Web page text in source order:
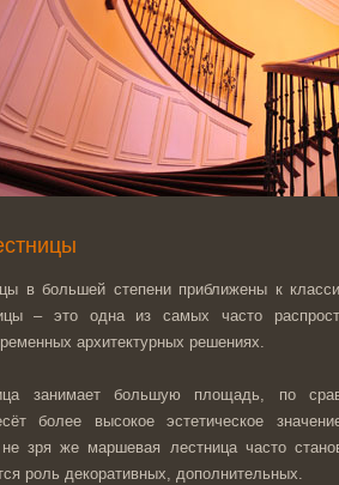
в большей степени приближены к
– это одна из самых часто
архитектурных решениях.
занимает большую площадь, по
более высокое эстетическое
зря же маршевая лестница часто
роль декоративных, дополнительных.